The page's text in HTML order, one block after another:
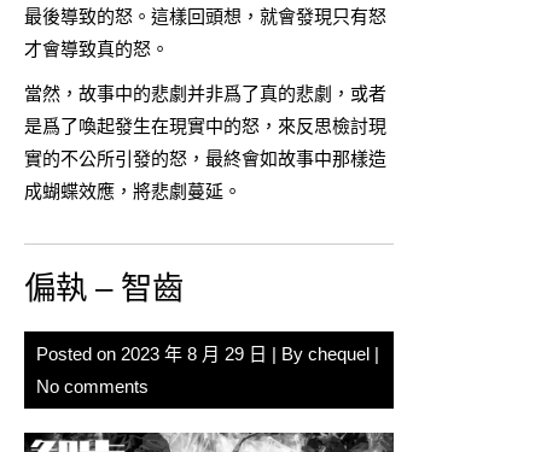
最後導致的怒。這樣回頭想，就會發現只有怒
才會導致真的怒。
當然，故事中的悲劇并非爲了真的悲劇，或者
是爲了喚起發生在現實中的怒，來反思檢討現
實的不公所引發的怒，最終會如故事中那樣造
成蝴蝶效應，將悲劇蔓延。
偏執 – 智齒
Posted on 2023 年 8 月 29 日 | By chequel |
No comments